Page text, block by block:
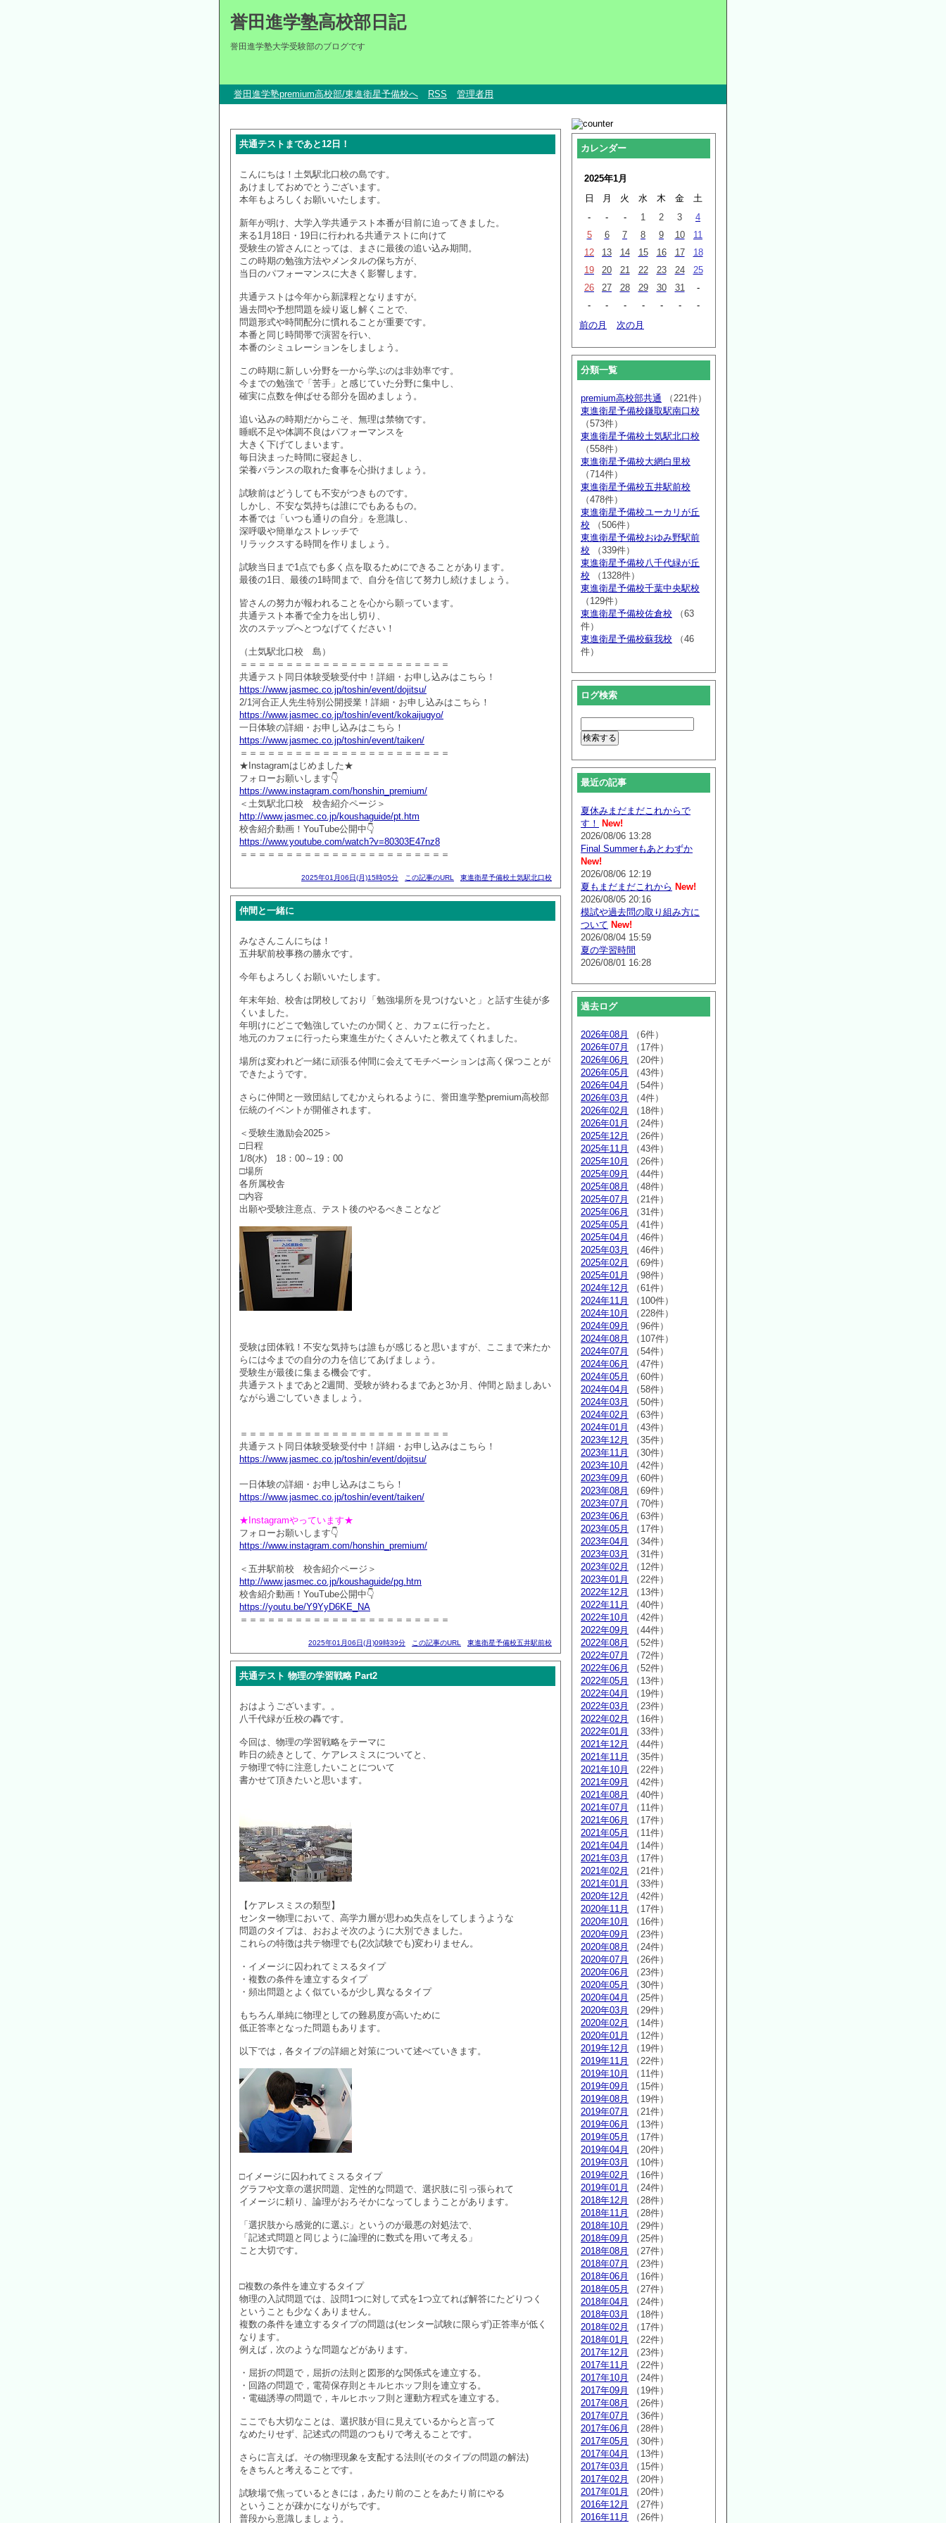
誉田進学塾高校部日記
誉田進学塾大学受験部のブログです
誉田進学塾premium高校部/東進衛星予備校へ RSS 管理者用
共通テストまであと12日！
こんにちは！土気駅北口校の島です。
あけましておめでとうございます。
本年もよろしくお願いいたします。
新年が明け、大学入学共通テスト本番が目前に迫ってきました。
来る1月18日・19日に行われる共通テストに向けて
受験生の皆さんにとっては、まさに最後の追い込み期間。
この時期の勉強方法やメンタルの保ち方が、
当日のパフォーマンスに大きく影響します。
共通テストは今年から新課程となりますが。
過去問や予想問題を繰り返し解くことで、
問題形式や時間配分に慣れることが重要です。
本番と同じ時間帯で演習を行い、
本番のシミュレーションをしましょう。
この時期に新しい分野を一から学ぶのは非効率です。
今までの勉強で「苦手」と感じていた分野に集中し、
確実に点数を伸ばせる部分を固めましょう。
追い込みの時期だからこそ、無理は禁物です。
睡眠不足や体調不良はパフォーマンスを
大きく下げてしまいます。
毎日決まった時間に寝起きし、
栄養バランスの取れた食事を心掛けましょう。
試験前はどうしても不安がつきものです。
しかし、不安な気持ちは誰にでもあるもの。
本番では「いつも通りの自分」を意識し、
深呼吸や簡単なストレッチで
リラックスする時間を作りましょう。
試験当日まで1点でも多く点を取るためにできることがあります。
最後の1日、最後の1時間まで、自分を信じて努力し続けましょう。
皆さんの努力が報われることを心から願っています。
共通テスト本番で全力を出し切り、
次のステップへとつなげてください！
（土気駅北口校 島）
＝＝＝＝＝＝＝＝＝＝＝＝＝＝＝＝＝＝＝＝＝＝＝
共通テスト同日体験受験受付中！詳細・お申し込みはこちら！
https://www.jasmec.co.jp/toshin/event/dojitsu/
2/1河合正人先生特別公開授業！詳細・お申し込みはこちら！
https://www.jasmec.co.jp/toshin/event/kokaijugyo/
一日体験の詳細・お申し込みはこちら！
https://www.jasmec.co.jp/toshin/event/taiken/
＝＝＝＝＝＝＝＝＝＝＝＝＝＝＝＝＝＝＝＝＝＝＝
★Instagramはじめました★
フォローお願いします👇
https://www.instagram.com/honshin_premium/
＜土気駅北口校 校舎紹介ページ＞
http://www.jasmec.co.jp/koushaguide/pt.htm
校舎紹介動画！YouTube公開中👇
https://www.youtube.com/watch?v=80303E47nz8
＝＝＝＝＝＝＝＝＝＝＝＝＝＝＝＝＝＝＝＝＝＝＝
2025年01月06日(月)15時05分 この記事のURL 東進衛星予備校土気駅北口校
仲間と一緒に
みなさんこんにちは！
五井駅前校事務の勝永です。
今年もよろしくお願いいたします。
年末年始、校舎は閉校しており「勉強場所を見つけないと」と話す生徒が多
くいました。
年明けにどこで勉強していたのか聞くと、カフェに行ったと。
地元のカフェに行ったら東進生がたくさんいたと教えてくれました。
場所は変われど一緒に頑張る仲間に会えてモチベーションは高く保つことが
できたようです。
さらに仲間と一致団結してむかえられるように、誉田進学塾premium高校部
伝統のイベントが開催されます。
＜受験生激励会2025＞
□日程
1/8(水) 18：00～19：00
□場所
各所属校舎
□内容
出願や受験注意点、テスト後のやるべきことなど
受験は団体戦！不安な気持ちは誰もが感じると思いますが、ここまで来たか
らには今までの自分の力を信じてあげましょう。
受験生が最後に集まる機会です。
共通テストまであと2週間、受験が終わるまであと3か月、仲間と励ましあい
ながら過ごしていきましょう。
＝＝＝＝＝＝＝＝＝＝＝＝＝＝＝＝＝＝＝＝＝＝＝
共通テスト同日体験受験受付中！詳細・お申し込みはこちら！
https://www.jasmec.co.jp/toshin/event/dojitsu/
一日体験の詳細・お申し込みはこちら！
https://www.jasmec.co.jp/toshin/event/taiken/
★Instagramやっています★
フォローお願いします👇
https://www.instagram.com/honshin_premium/
＜五井駅前校 校舎紹介ページ＞
http://www.jasmec.co.jp/koushaguide/pg.htm
校舎紹介動画！YouTube公開中👇
https://youtu.be/Y9YyD6KE_NA
＝＝＝＝＝＝＝＝＝＝＝＝＝＝＝＝＝＝＝＝＝＝＝
2025年01月06日(月)09時39分 この記事のURL 東進衛星予備校五井駅前校
共通テスト 物理の学習戦略 Part2
おはようございます。。
八千代緑が丘校の轟です。
今回は、物理の学習戦略をテーマに
昨日の続きとして、ケアレスミスについてと、
テ物理で特に注意したいことについて
書かせて頂きたいと思います。
【ケアレスミスの類型】
センター物理において、高学力層が思わぬ失点をしてしまうような
問題のタイプは、おおよそ次のように大別できました。
これらの特徴は共テ物理でも(2次試験でも)変わりません。
・イメージに囚われてミスるタイプ
・複数の条件を連立するタイプ
・頻出問題とよく似ているが少し異なるタイプ
もちろん単純に物理としての難易度が高いために
低正答率となった問題もあります。
以下では，各タイプの詳細と対策について述べていきます。
□イメージに囚われてミスるタイプ
グラフや文章の選択問題、定性的な問題で、選択肢に引っ張られて
イメージに頼り、論理がおろそかになってしまうことがあります。
「選択肢から感覚的に選ぶ」というのが最悪の対処法で、
「記述式問題と同じように論理的に数式を用いて考える」
こと大切です。
□複数の条件を連立するタイプ
物理の入試問題では、設問1つに対して式を1つ立てれば解答にたどりつく
ということも少なくありません。
複数の条件を連立するタイプの問題は(センター試験に限らず)正答率が低く
なります。
例えば，次のような問題などがあります。
・屈折の問題で，屈折の法則と図形的な関係式を連立する。
・回路の問題で，電荷保存則とキルヒホッフ則を連立する。
・電磁誘導の問題で，キルヒホッフ則と運動方程式を連立する。
ここでも大切なことは、選択肢が目に見えているからと言って
なめたりせず、記述式の問題のつもりで考えることです。
さらに言えば。その物理現象を支配する法則(そのタイプの問題の解法)
をきちんと考えることです。
試験場で焦っているときには，あたり前のことをあたり前にやる
ということが疎かになりがちです。
普段から意識しましょう。
カレンダー
2025年1月
日
月 火 水 木 金
土
-
- - 1 2 3
4
5
6 7 8 9 10
11
12
13 14 15 16 17
18
19
20 21 22 23 24
25
26
27 28 29 30 31
-
-
- - - - -
-
前の月
次の月
分類一覧
premium高校部共通 （221件）
東進衛星予備校鎌取駅南口校
（573件）
東進衛星予備校土気駅北口校
（558件）
東進衛星予備校大網白里校
（714件）
東進衛星予備校五井駅前校
（478件）
東進衛星予備校ユーカリが丘
校 （506件）
東進衛星予備校おゆみ野駅前
校 （339件）
東進衛星予備校八千代緑が丘
校 （1328件）
東進衛星予備校千葉中央駅校
（129件）
東進衛星予備校佐倉校 （63
件）
東進衛星予備校蘇我校 （46
件）
ログ検索
最近の記事
夏休みまだまだこれからで
す！
New!
2026/08/06 13:28
Final Summerもあとわずか
New!
2026/08/06 12:19
夏もまだまだこれから New!
2026/08/05 20:16
模試や過去問の取り組み方に
ついて New!
2026/08/04 15:59
夏の学習時間
2026/08/01 16:28
過去ログ
2026年08月
（6件）
2026年07月
（17件）
2026年06月
（20件）
2026年05月
（43件）
2026年04月
（54件）
2026年03月
（4件）
2026年02月
（18件）
2026年01月
（24件）
2025年12月
（26件）
2025年11月
（43件）
2025年10月
（26件）
2025年09月
（44件）
2025年08月
（48件）
2025年07月
（21件）
2025年06月
（31件）
2025年05月
（41件）
2025年04月
（46件）
2025年03月
（46件）
2025年02月
（69件）
2025年01月
（98件）
2024年12月
（61件）
2024年11月
（100件）
2024年10月
（228件）
2024年09月
（96件）
2024年08月
（107件）
2024年07月
（54件）
2024年06月
（47件）
2024年05月
（60件）
2024年04月
（58件）
2024年03月
（50件）
2024年02月
（63件）
2024年01月
（43件）
2023年12月
（35件）
2023年11月
（30件）
2023年10月
（42件）
2023年09月
（60件）
2023年08月
（69件）
2023年07月
（70件）
2023年06月
（63件）
2023年05月
（17件）
2023年04月
（34件）
2023年03月
（31件）
2023年02月
（12件）
2023年01月
（22件）
2022年12月
（13件）
2022年11月
（40件）
2022年10月
（42件）
2022年09月
（44件）
2022年08月
（52件）
2022年07月
（72件）
2022年06月
（52件）
2022年05月
（13件）
2022年04月
（19件）
2022年03月
（23件）
2022年02月
（16件）
2022年01月
（33件）
2021年12月
（44件）
2021年11月
（35件）
2021年10月
（22件）
2021年09月
（42件）
2021年08月
（40件）
2021年07月
（11件）
2021年06月
（17件）
2021年05月
（11件）
2021年04月
（14件）
2021年03月
（17件）
2021年02月
（21件）
2021年01月
（33件）
2020年12月
（42件）
2020年11月
（17件）
2020年10月
（16件）
2020年09月
（23件）
2020年08月
（24件）
2020年07月
（26件）
2020年06月
（23件）
2020年05月
（30件）
2020年04月
（25件）
2020年03月
（29件）
2020年02月
（14件）
2020年01月
（12件）
2019年12月
（19件）
2019年11月
（22件）
2019年10月
（11件）
2019年09月
（15件）
2019年08月
（19件）
2019年07月
（21件）
2019年06月
（13件）
2019年05月
（17件）
2019年04月
（20件）
2019年03月
（10件）
2019年02月
（16件）
2019年01月
（24件）
2018年12月
（28件）
2018年11月
（28件）
2018年10月
（29件）
2018年09月
（25件）
2018年08月
（27件）
2018年07月
（23件）
2018年06月
（16件）
2018年05月
（27件）
2018年04月
（24件）
2018年03月
（18件）
2018年02月
（17件）
2018年01月
（22件）
2017年12月
（23件）
2017年11月
（22件）
2017年10月
（24件）
2017年09月
（19件）
2017年08月
（26件）
2017年07月
（36件）
2017年06月
（28件）
2017年05月
（30件）
2017年04月
（13件）
2017年03月
（15件）
2017年02月
（20件）
2017年01月
（20件）
2016年12月
（27件）
2016年11月
（26件）